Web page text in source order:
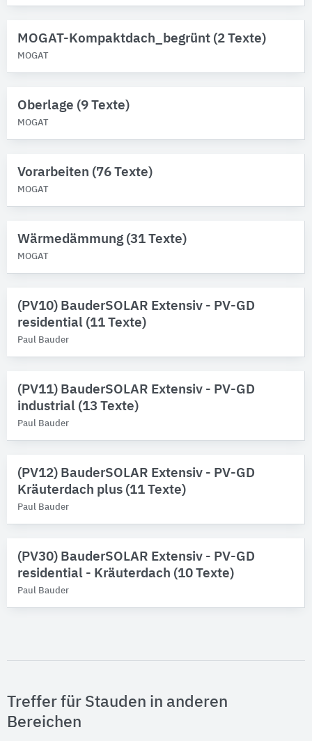
MOGAT-Kompaktdach_begrünt (2 Texte)
MOGAT
Oberlage (9 Texte)
MOGAT
Vorarbeiten (76 Texte)
MOGAT
Wärmedämmung (31 Texte)
MOGAT
(PV10) BauderSOLAR Extensiv - PV-GD
residential (11 Texte)
Paul Bauder
(PV11) BauderSOLAR Extensiv - PV-GD
industrial (13 Texte)
Paul Bauder
(PV12) BauderSOLAR Extensiv - PV-GD
Kräuterdach plus (11 Texte)
Paul Bauder
(PV30) BauderSOLAR Extensiv - PV-GD
residential - Kräuterdach (10 Texte)
Paul Bauder
Treffer für Stauden in anderen
Bereichen